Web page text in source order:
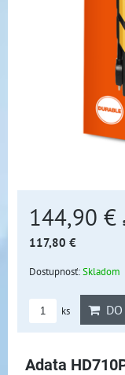
144,90 €
117,80 €
Dostupnosť:Skladom
ks
Adata